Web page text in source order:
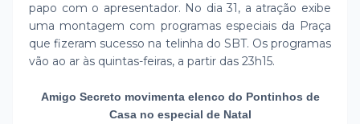
papo com o apresentador. No dia 31, a atração exibe
uma montagem com programas especiais da Praça
que fizeram sucesso na telinha do SBT. Os programas
vão ao ar às quintas-feiras, a partir das 23h15.
Amigo Secreto movimenta elenco do Pontinhos de
Casa no especial de Natal